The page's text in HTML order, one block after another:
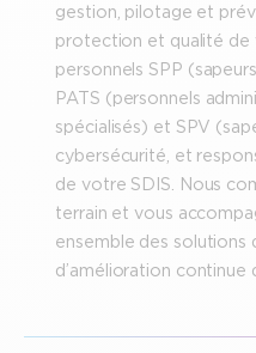
gestion, pilotage et
protection et qualité de
personnels SPP
PATS (personnels
spécialisés) et SPV
cybersécurité, et
de votre SDIS. Nous
terrain et vous
ensemble des solutions
d’amélioration continue